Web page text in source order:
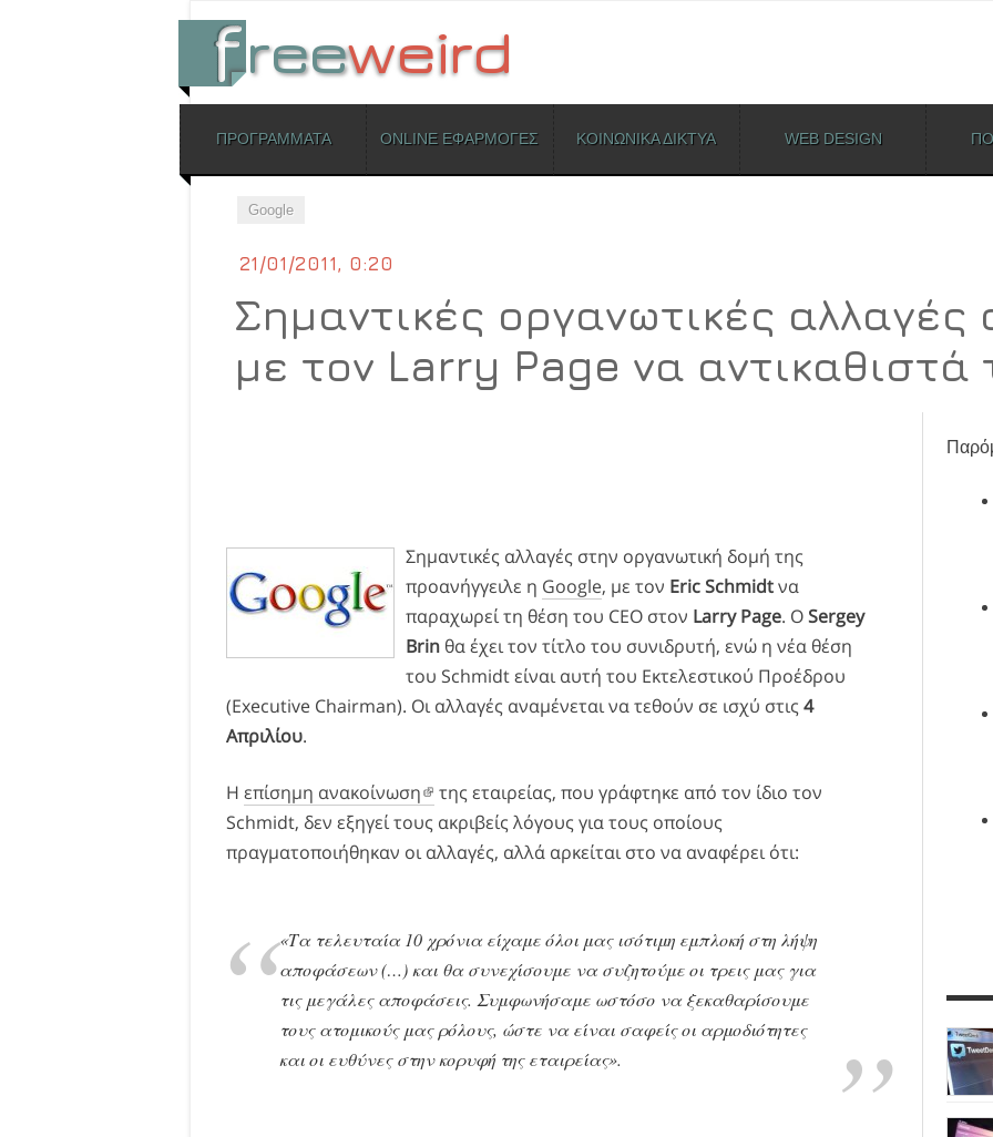
Skip to content
ΠΡΟΓΡΑΜΜΑΤΑ ONLINE ΕΦΑΡΜΟΓΕΣ ΚΟΙΝΩΝΙΚΑ ΔΙΚΤΥΑ WEB DESIGN
Google
21/01/2011, 0:20
Σημαντικές οργανωτικές αλλαγές
με τον Larry Page να αντικαθιστά
Σημαντικές αλλαγές στην οργανωτική δομή της
προανήγγειλε η Google, με τον Eric Schmidtνα
παραχωρεί τη θέση του CEO στον Larry Page. ΟSergey
Brin θα έχει τον τίτλο του συνιδρυτή, ενώ η νέα θέση
του Schmidt είναι αυτή του Εκτελεστικού Προέδρου
(Executive Chairman). Οι αλλαγές αναμένεται να τεθούν σε ισχύ στις 4
Απριλίου.
Η επίσημη ανακοίνωση
της εταιρείας, που γράφτηκε από τον ίδιο τον
Schmidt, δεν εξηγεί τους ακριβείς λόγους για τους οποίους
πραγματοποιήθηκαν οι αλλαγές, αλλά αρκείται στο να αναφέρει ότι:
«Τα τελευταία 10 χρόνια είχαμε όλοι μας ισότιμη εμπλοκή στη λήψη
αποφάσεων (…) και θα συνεχίσουμε να συζητούμε οι τρεις μας για
τις μεγάλες αποφάσεις. Συμφωνήσαμε ωστόσο να ξεκαθαρίσουμε
τους ατομικούς μας ρόλους, ώστε να είναι σαφείς οι αρμοδιότητες
και οι ευθύνες στην κορυφή της εταιρείας».